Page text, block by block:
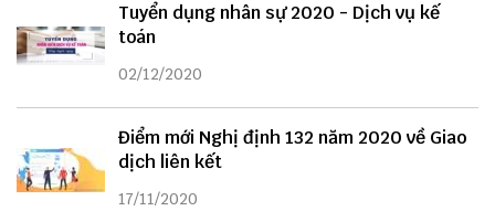
Tuyển dụng nhân sự 2020 - Dịch vụ kế
toán
02/12/2020
Điểm mới Nghị định 132 năm 2020 về Giao
dịch liên kết
17/11/2020